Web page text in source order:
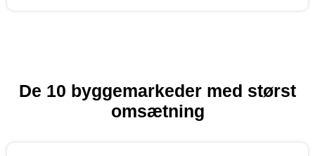
De 10 byggemarkeder med størst
omsætning